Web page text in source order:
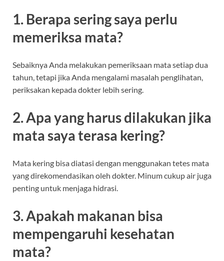
1. Berapa sering saya perlu
memeriksa mata?
Sebaiknya Anda melakukan pemeriksaan mata setiap dua
tahun, tetapi jika Anda mengalami masalah penglihatan,
periksakan kepada dokter lebih sering.
2. Apa yang harus dilakukan jika
mata saya terasa kering?
Mata kering bisa diatasi dengan menggunakan tetes mata
yang direkomendasikan oleh dokter. Minum cukup air juga
penting untuk menjaga hidrasi.
3. Apakah makanan bisa
mempengaruhi kesehatan
mata?